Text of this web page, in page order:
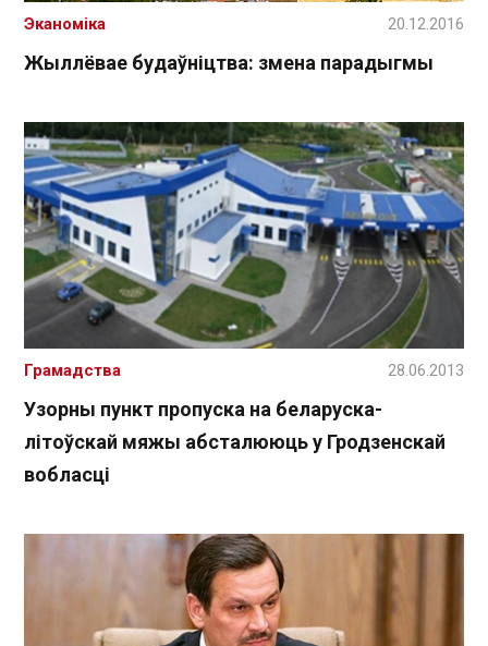
Жыллёвае будаўніцтва: змена парадыгмы
Эканоміка 20.12.2016
Узорны пункт пропуска на беларуска-
літоўскай мяжы абсталююць у Гродзенскай
вобласці
Грамадства 28.06.2013